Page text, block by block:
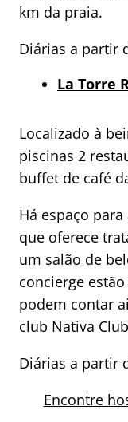
km da praia.
Diárias a partir
La Torre
Localizado à
piscinas 2
buffet de café
Há espaço
que oferece
um salão de
concierge
podem contar
club Nativa
Diárias a partir
Encontre